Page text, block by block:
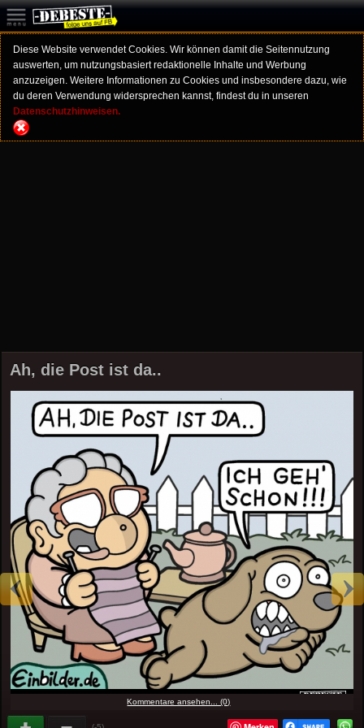
Diese Website verwendet Cookies. Wir können damit die Seitennutzung
auswerten, um nutzungsbasiert redaktionelle Inhalte und Werbung
anzuzeigen. Weitere Informationen zu Cookies und insbesondere dazu, wie
du deren Verwendung widersprechen kannst, findest du in unseren
Datenschutzhinweisen.
Ah, die Post ist da..
Kommentare ansehen... (0)